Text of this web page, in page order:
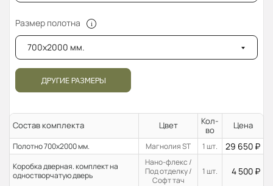
Размер полотна
700x2000 мм.
ДРУГИЕ РАЗМЕРЫ
Состав комплекта Цвет
Кол-
во
Цена
Полотно 700x2000 мм. Магнолия ST 1 шт. 29 650 ₽
Коробка дверная. комплект на
одностворчатую дверь
Нано-флекс /
Под отделку /
Софт тач
1 шт. 4 500 ₽